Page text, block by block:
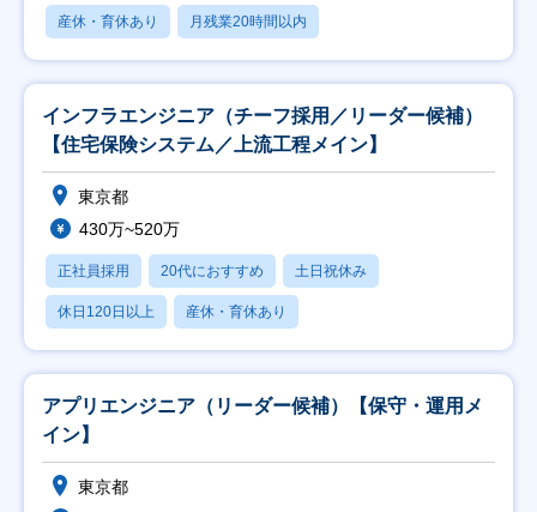
産休・育休あり 月残業20時間以内
インフラエンジニア（チーフ採用／リーダー候補）
【住宅保険システム／上流工程メイン】
東京都
430万~520万
正社員採用 20代におすすめ 土日祝休み
休日120日以上 産休・育休あり
アプリエンジニア（リーダー候補）【保守・運用メ
イン】
東京都